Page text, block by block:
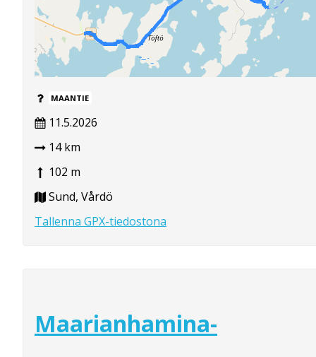
MAANTIE
11.5.2026
14 km
102 m
Sund, Vårdö
Tallenna GPX-tiedostona
Maarianhamina-